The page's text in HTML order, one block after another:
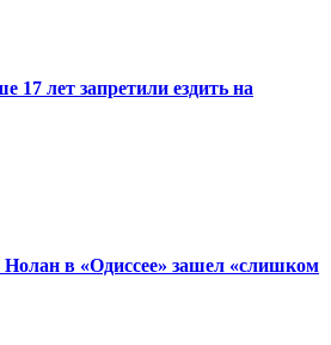
17 лет запретили ездить на
в «Одиссее» зашел «слишком